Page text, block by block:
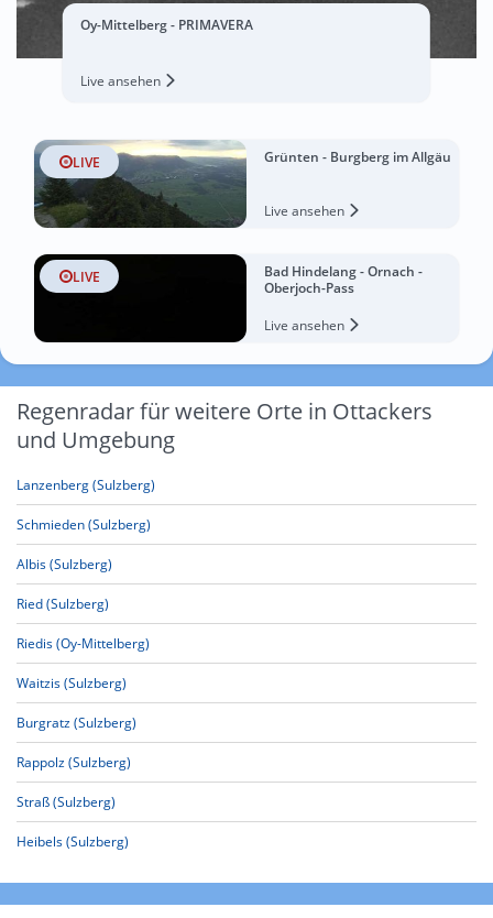
Oy-Mittelberg - PRIMAVERA
Live ansehen
LIVE Grünten - Burgberg im Allgäu
Live ansehen
LIVE
Bad Hindelang - Ornach -
Oberjoch-Pass
Live ansehen
Regenradar für weitere Orte in Ottackers
und Umgebung
Lanzenberg (Sulzberg)
Schmieden (Sulzberg)
Albis (Sulzberg)
Ried (Sulzberg)
Riedis (Oy-Mittelberg)
Waitzis (Sulzberg)
Burgratz (Sulzberg)
Rappolz (Sulzberg)
Straß (Sulzberg)
Heibels (Sulzberg)